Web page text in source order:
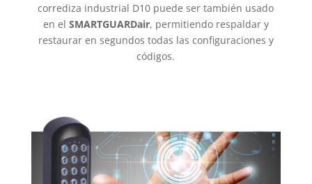
corrediza industrial D10 puede ser también usado
en el SMARTGUARDair, permitiendo respaldar y
restaurar en segundos todas las configuraciones y
códigos.